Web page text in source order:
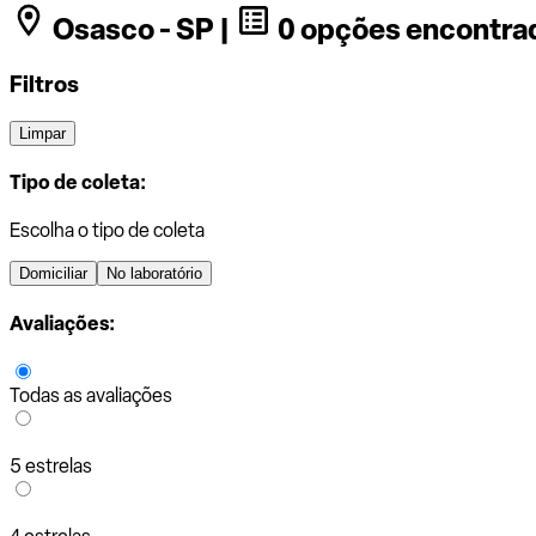
Osasco - SP | 0 opções
Filtros
Limpar
Tipo de coleta:
Escolha o tipo de coleta
Domiciliar No laboratório
Avaliações:
Todas as avaliações
5 estrelas